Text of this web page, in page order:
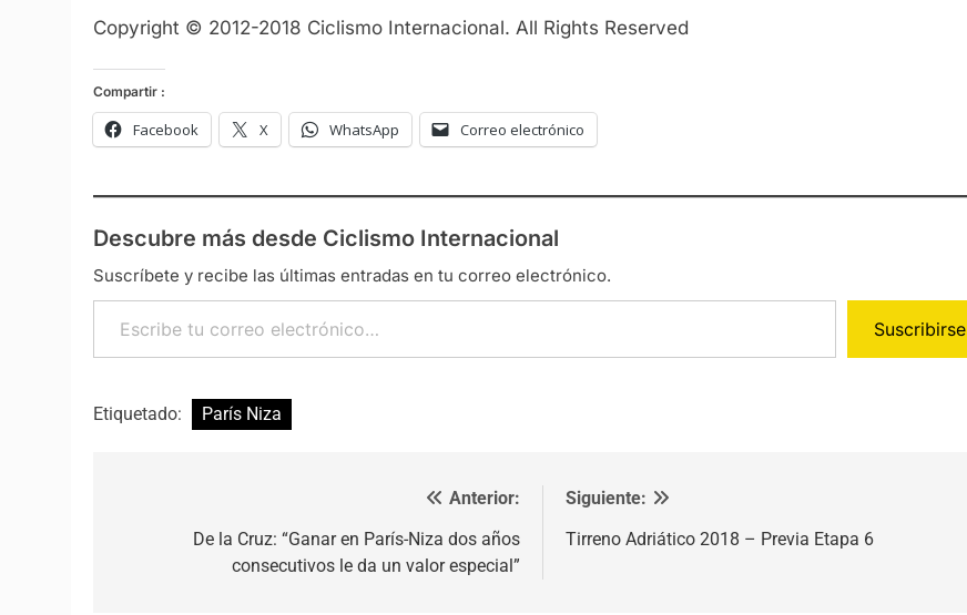
Copyright © 2012-2018 Ciclismo Internacional. All Rights Reserved
Compartir :
Facebook X WhatsApp Correo electrónico
Descubre más desde Ciclismo Internacional
Suscríbete y recibe las últimas entradas en tu correo electrónico.
Escribe tu correo electrónico…
Suscribirse
Etiquetado: París Niza
Anterior:
De la Cruz: “Ganar en París-Niza dos años
consecutivos le da un valor especial”
Siguiente:
Tirreno Adriático 2018 – Previa Etapa 6